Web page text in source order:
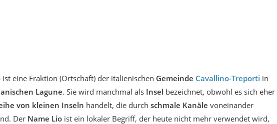
ist eine Fraktion (Ortschaft) der italienischen Gemeinde Cavallino-Treporti in
Lagune. Sie wird manchmal als Insel bezeichnet, obwohl es sich eher
von kleinen Inseln handelt, die durch schmale Kanäle voneinander
Der Name Lio ist ein lokaler Begriff, der heute nicht mehr verwendet wird,